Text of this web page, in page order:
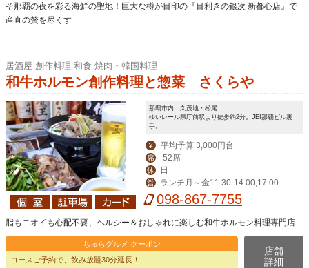
そ那覇の夜を彩る海鮮の聖地！巨大な樽が目印の『目利きの銀次 新都心店』で
産直の贅を尽くす
居酒屋 創作料理 和食 焼肉・韓国料理
和牛ホルモン創作料理と惣菜 さくらや
那覇市内｜久茂地・松尾
ゆいレール県庁前駅より徒歩約2分。JEI那覇ビル裏
手。
￥ 平均予算 3,000円台
席 52席
休 日
営
ランチ月～金11:30-14:00,17:00-2
4:00（LO 23:00）,祝日17:00-24:00
098-867-7755
脂もニオイも心配不要、ヘルシー＆おしゃれに楽しむ和牛ホルモン料理専門店
ちゅらグルメ クーポン
コースご予約で、飲み放題30分延長！
店舗
詳細